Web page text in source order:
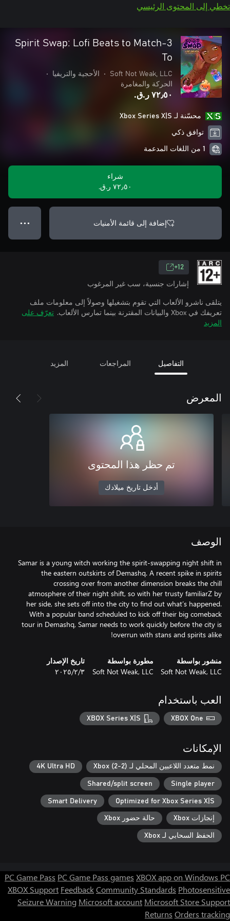
تخطي إلى المحتوى الرئيسي
Spirit Swap: Lofi Beats to Match-3
To
Soft Not Weak, LLC
• الأحجية والتريفيا
•
الحركة والمغامرة
٧٢٫٥٠ ر.ق.‏
محسّنة لـ Xbox Series X|S
توافق ذكي
1 من اللغات المدعمة
شراء
٧٢٫٥٠ ر.ق.‏
إضافة إلى قائمة الأمنيات ● ● ●
12+
إشارات جنسية، سب غير المرغوب
يتلقى ناشرو الألعاب التي تقوم بتشغيلها وصولاً إلى معلومات ملف
تعريفك في Xbox والبيانات المقترنة بينما تمارس الألعاب.
تعرّف على
المزيد
التفاصيل المراجعات المزيد
المعرض
تم حظر هذا المحتوى
أدخل تاريخ ميلادك
الوصف
Samar is a young witch working the spirit-swapping night shift in
the eastern outskirts of Demashq. A recent spike in spirits
crossing over from another dimension breaks the chill
atmosphere of their night shift, so with her trusty familiarZ by
her side, she sets off into the city to find out what’s happened.
With a popular band scheduled to kick off their big comeback
tour in Demashq, Samar needs to work quickly before the city is
overrun with stans and spirits alike!
منشور بواسطة
Soft Not Weak, LLC
مطورة بواسطة
Soft Not Weak, LLC
تاريخ الإصدار
٣‏/٢‏/٢٠٢٥
العب باستخدام
XBOX One
XBOX Series X|S
الإمكانات
نمط متعدد اللاعبين المحلي لـ Xbox (2-2) 4K Ultra HD
Single player
Shared/split screen
Optimized for Xbox Series X|S
Smart Delivery
إنجازات Xbox حالة حضور Xbox
الحفظ السحابي لـ Xbox
PC Game Pass PC Game Pass games XBOX app on Windows PC
XBOX Support FeedbackCommunity Standards Photosensitive
Seizure Warning Microsoft account Microsoft Store Support
Returns Orders tracking